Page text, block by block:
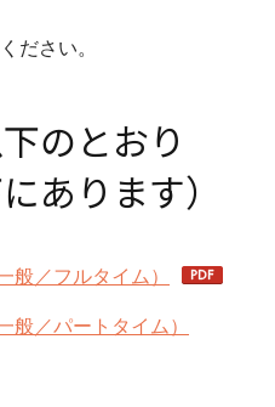
ださい。
のとおり
あります）
般／フルタイム）
般／パートタイム）